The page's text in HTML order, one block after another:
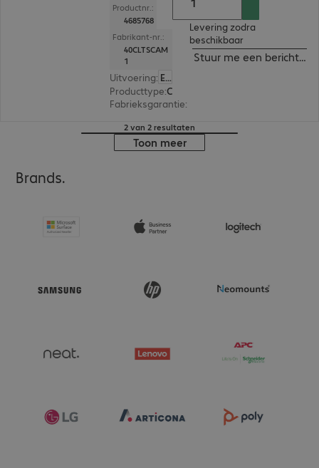
Productnr.:
4685768
Fabrikant-nr.:
40CLTSCAM
1
Uitvoering: Europa
Producttype:
Fabrieksgarantie:
Levering zodra
beschikbaar
Stuur me een bericht
2 van 2 resultaten
Toon meer
Brands.